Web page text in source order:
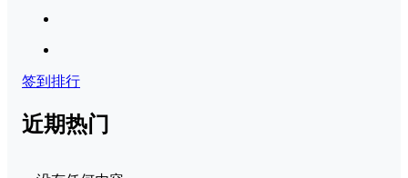
签到排行
近期热门